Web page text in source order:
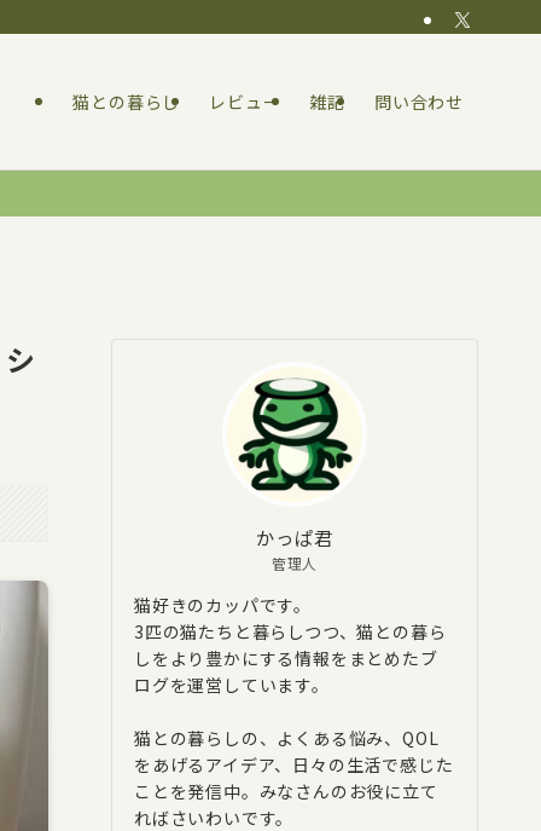
猫との暮らし レビュー 雑記 問い合わせ
かっぱ君
管理人
猫好きのカッパです。
3匹の猫たちと暮らしつつ、猫との暮ら
しをより豊かにする情報をまとめたブ
ログを運営しています。
猫との暮らしの、よくある悩み、QOL
をあげるアイデア、日々の生活で感じた
ことを発信中。みなさんのお役に立て
ればさいわいです。